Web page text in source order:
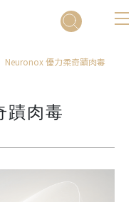
Neuronox 優力柔奇蹟肉毒
肉毒